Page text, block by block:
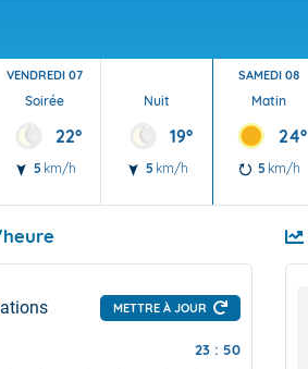
VENDREDI 07
Soirée
22°
5 km/h
Nuit
19°
5 km/h
SAMEDI 08
Matin
24°
5 km/h
METTRE À JOUR
23 : 50